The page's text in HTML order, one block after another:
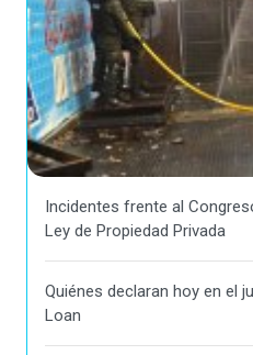
Incidentes frente al
Ley de Propiedad Privada
Quiénes declaran hoy en el
Loan